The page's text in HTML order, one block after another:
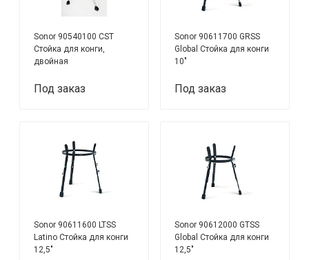
Sonor 90540100 CST
Стойка для конги,
двойная
Под заказ
Sonor 90611700 GRSS
Global Стойка для конги
10"
Под заказ
Sonor 90611600 LTSS
Latino Стойка для конги
12,5"
Sonor 90612000 GTSS
Global Стойка для конги
12,5"